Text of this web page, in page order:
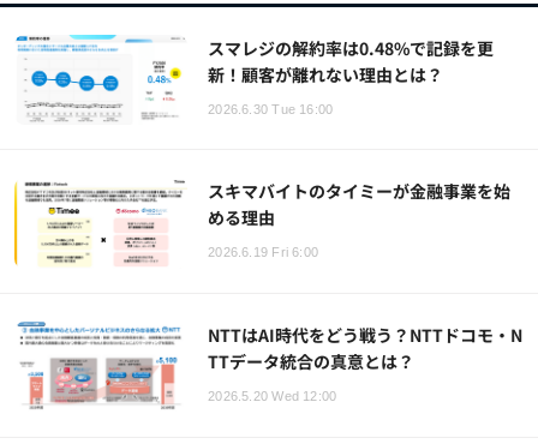
スマレジの解約率は0.48%で記録を更
新！顧客が離れない理由とは？
2026.6.30 Tue 16:00
スキマバイトのタイミーが金融事業を始
める理由
2026.6.19 Fri 6:00
NTTはAI時代をどう戦う？NTTドコモ・N
TTデータ統合の真意とは？
2026.5.20 Wed 12:00